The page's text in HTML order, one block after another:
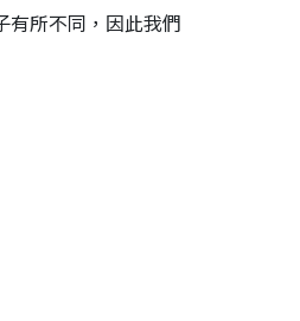
有所不同，因此我們